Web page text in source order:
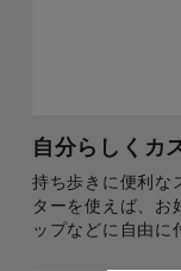
自分らしくカ
持ち歩きに便利な
ターを使えば、お
ップなどに自由に